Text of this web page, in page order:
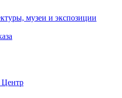
музеи и экспозиции
Центр